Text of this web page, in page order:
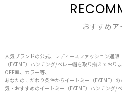
おすすめア
人気ブランドの公式、レディースファッション通
（EATME）ハンチング/ベレー帽を取り揃えており
OFF率、カラー等、
あなたのこだわり条件からイートミー（EATME）
気・おすすめのイートミー（EATME）ハンチング/